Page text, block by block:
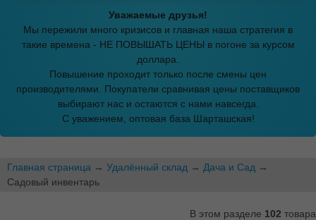
Уважаемые друзья!
Мы пережили много кризисов и главная наша стратегия в
такие времена - НЕ ПОВЫШАТЬ ЦЕНЫ в погоне за курсом
доллара.
Повышение проходит только после смены цен
производителями. Покупатели сравнивая цены поставщиков
выбирают нас и остаются с нами навсегда.
С уважением, оптовая база Шарташская!
Главная страница → Удалённый склад → Дача и Сад →
Садовый инвентарь
В этом разделе 102 товара